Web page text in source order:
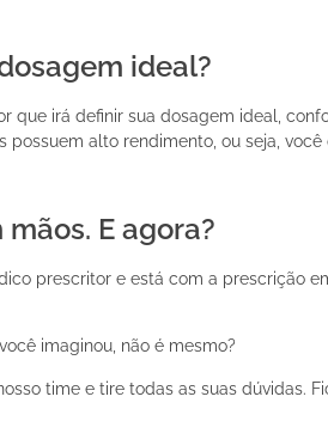
ideal?
que irá definir sua dosagem ideal,
possuem alto rendimento, ou seja,
E agora?
prescritor e está com a prescrição
imaginou, não é mesmo?
time e tire todas as suas dúvidas.